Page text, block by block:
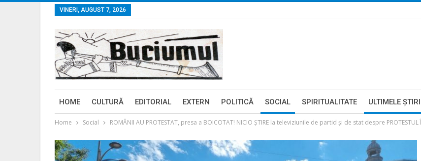
VINERI, AUGUST 7, 2026
HOME CULTURĂ EDITORIAL EXTERN POLITICĂ SOCIAL SPIRITUALITATE ULTIMELE ŞTIRI
Home Social ROMÂNII AU PROTESTAT, presa a BOICOTAT! NICIO ȘTIRE la televiziunile de partid și de stat despre PROTESTUL